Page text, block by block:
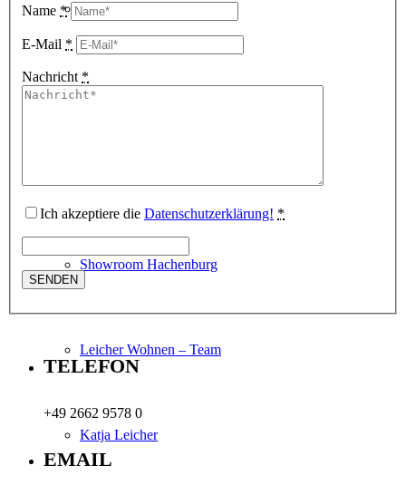
3D Visualisierungen
Geschenkgutscheine
Showroom Hachenburg
Leicher Wohnen – Team
Katja Leicher
Name *
E-Mail *
Nachricht *
Ich akzeptiere die Datenschutzerklärung! *
TELEFON
+49 2662 9578 0
EMAIL